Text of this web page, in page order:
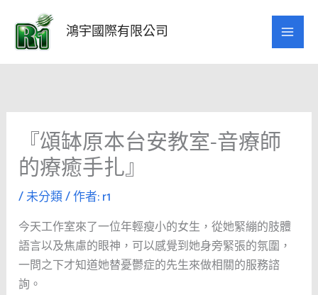
要
鴻宇國際有限公司
『頌缽原本台安教室-音療師
的療癒手扎』
/未分類/ 作者:r1
今天工作室來了一位年輕瘦小的女生，從她緊繃的肢體
語言以及焦慮的眼神，可以感覺到她身旁緊張的氛圍，
一問之下才知道她替憂鬱症的先生來做相關的服務諮
詢。